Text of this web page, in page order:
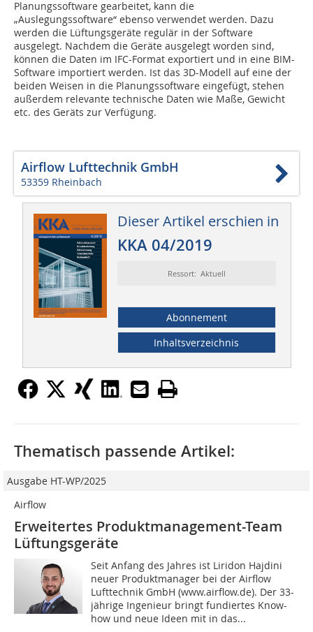
Planungssoftware gearbeitet, kann die
„Auslegungssoftware“ ebenso verwendet werden. Dazu
werden die Lüftungsgeräte regulär in der Software
ausgelegt. Nachdem die Geräte ausgelegt worden sind,
können die Daten im IFC-Format exportiert und in eine BIM-
Software importiert werden. Ist das 3D-Modell auf eine der
beiden Weisen in die Planungssoftware eingefügt, stehen
außerdem relevante technische Daten wie Maße, Gewicht
etc. des Geräts zur Verfügung.
Airflow Lufttechnik GmbH
53359 Rheinbach
Dieser Artikel erschien in
KKA 04/2019
Ressort: Aktuell
Abonnement
Inhaltsverzeichnis
Thematisch passende Artikel:
Ausgabe HT-WP/2025
Airflow
Erweitertes Produktmanagement-Team
Lüftungsgeräte
Seit Anfang des Jahres ist Liridon Hajdini
neuer Produktmanager bei der Airflow
Lufttechnik GmbH (www.airflow.de). Der 33-
jährige Ingenieur bringt fundiertes Know-
how und neue Ideen mit in das...